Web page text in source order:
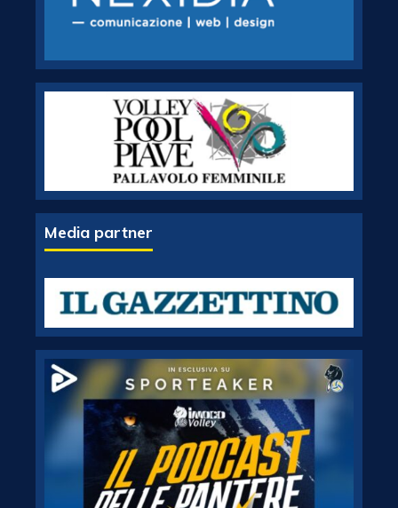
Media partner